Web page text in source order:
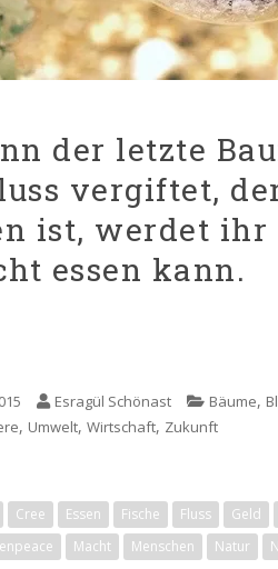
der letzte
vergiftet,
ist, werdet ihr
essen kann.
Esragül Schönast Bäume,
, Umwelt, Wirtschaft, Zukunft
Cree Essen Fische Fluss Geld
Macht Menschen Natur